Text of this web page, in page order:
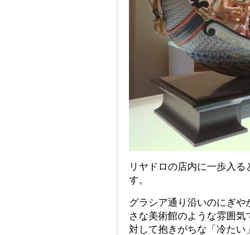
リヤドロの店内に一歩入
す。
グラシア通り沿いのにぎ
さな美術館のような雰囲
対して抱きがちな「冷たい